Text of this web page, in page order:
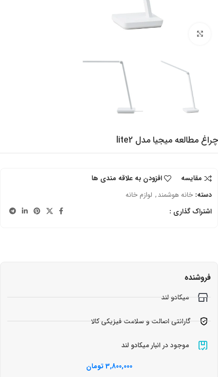
چراغ مطالعه میجیا مدل lite2
مقایسه
افزودن به علاقه مندی ها
دسته: خانه هوشمند, لوازم خانه
اشتراک گذاری :
فروشنده
میکادو لند
گارانتی اصالت و سلامت فیزیکی کالا
موجود در انبار میکادو لند
3,800,000 تومان